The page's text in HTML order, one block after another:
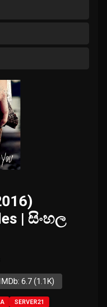
| සිංහල
IMDb: 6.7(1.1K)
SERVER21